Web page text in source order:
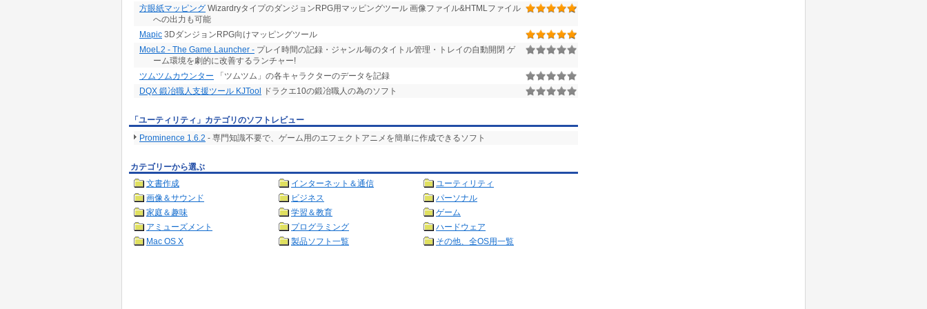
方眼紙マッピング WizardryタイプのダンジョンRPG用マッピングツール 画像ファイル&HTMLファイル
への出力も可能
Mapic 3DダンジョンRPG向けマッピングツール
MoeL2 - The Game Launcher - プレイ時間の記録・ジャンル毎のタイトル管理・トレイの自動開閉 ゲ
ーム環境を劇的に改善するランチャー!
ツムツムカウンター 「ツムツム」の各キャラクターのデータを記録
DQX 鍛冶職人支援ツール KJTool ドラクエ10の鍛冶職人の為のソフト
「ユーティリティ」カテゴリのソフトレビュー
Prominence 1.6.2 - 専門知識不要で、ゲーム用のエフェクトアニメを簡単に作成できるソフト
カテゴリーから選ぶ
文書作成
インターネット＆通信
ユーティリティ
画像＆サウンド
ビジネス
パーソナル
家庭＆趣味
学習＆教育
ゲーム
アミューズメント
プログラミング
ハードウェア
Mac OS X
製品ソフト一覧 その他、全OS用一覧